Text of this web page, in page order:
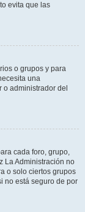
evita que las
o grupos y para
una
administrador del
cada foro, grupo,
La Administración no
o solo ciertos grupos
no está seguro de por